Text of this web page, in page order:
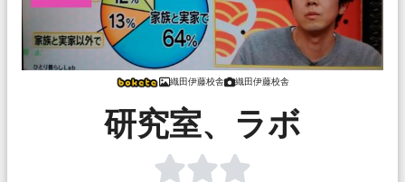
織田伊藤校舎 織田伊藤校舎
研究室、ラボ